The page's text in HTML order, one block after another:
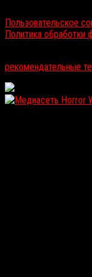
Пользовательское
Политика обработки
рекомендательные